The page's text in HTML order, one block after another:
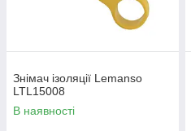
Знімач ізоляції Lemanso
LTL15008
В наявності